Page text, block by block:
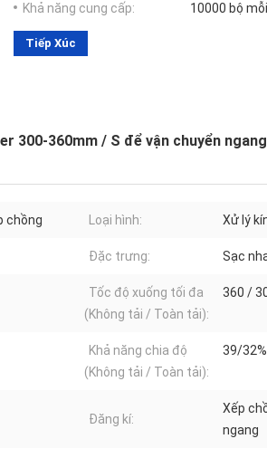
Khả năng cung cấp:
10000 bộ
Tiếp Xúc
300-360mm / S để vận chuyển ngang
chồng Loại hình: Xử lý
Đặc trưng: Sạc
Tốc độ xuống tối đa
(Không tải / Toàn tải):
360 /
Khả năng chia độ
(Không tải / Toàn tải):
39/32%
Đăng kí:
Xếp
ngang